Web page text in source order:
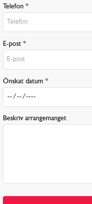
Telefon *
E-post *
Önskat datum *
Beskriv arrangemanget